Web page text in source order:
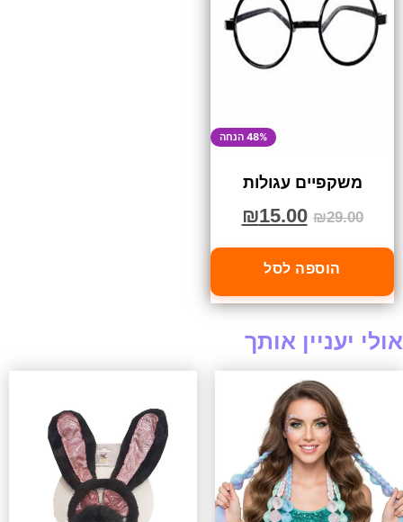
48% הנחה
משקפיים עגולות
₪29.00
₪15.00
הוספה לסל
אולי יעניין אותך